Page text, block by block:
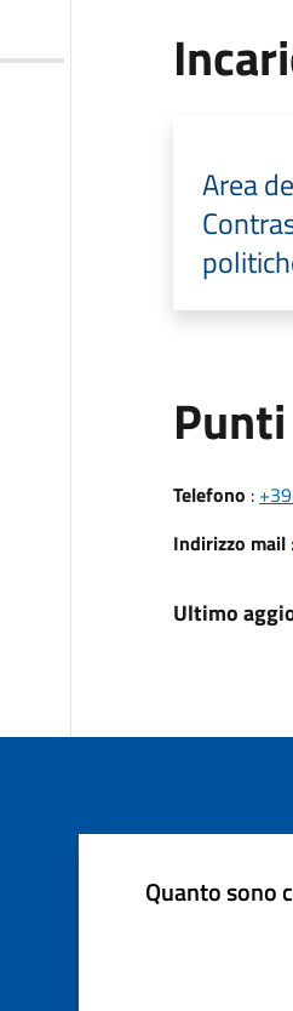
Area
Telefono :
Indirizzo mail:
Ultimo
Quanto sono